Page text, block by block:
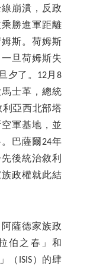
崩潰，反政
勝進軍距離
斯。荷姆斯
旦荷姆斯失
夕了。12月8
士革，總統
利亞西北部塔
軍基地，並
巴薩爾24年
後統治敘利
政權就此結
薩德家族政
伯之春」和
（ISIS）的肆